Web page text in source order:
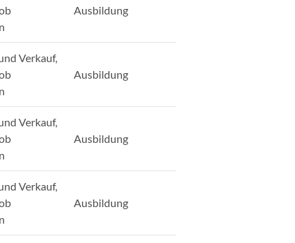
Ausbildung
Verkauf,
Ausbildung
Verkauf,
Ausbildung
Verkauf,
Ausbildung